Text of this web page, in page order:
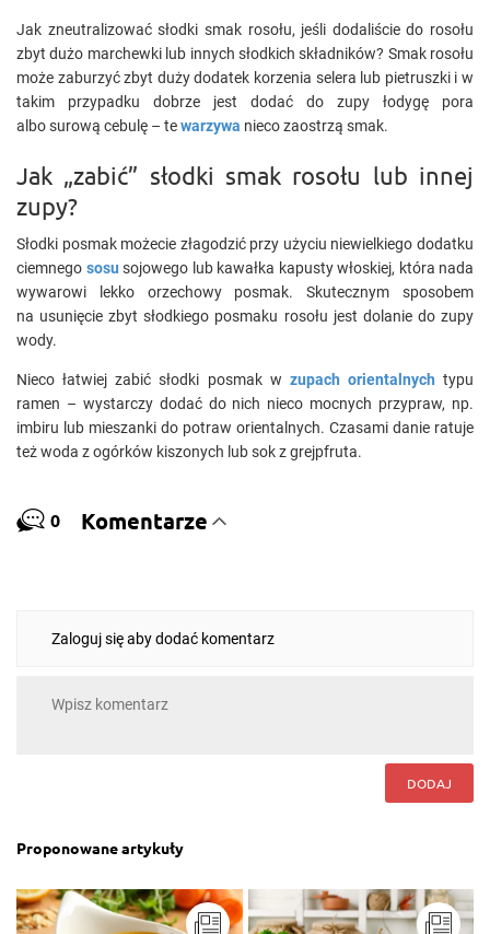
Jak zneutralizować słodki smak rosołu, jeśli dodaliście do rosołu
zbyt dużo marchewki lub innych słodkich składników? Smak rosołu
może zaburzyć zbyt duży dodatek korzenia selera lub pietruszki i w
takim przypadku dobrze jest dodać do zupy łodygę pora
albo surową cebulę – tewarzywa nieco zaostrzą smak.
Jak „zabić” słodki smak rosołu lub innej
zupy?
Słodki posmak możecie złagodzić przy użyciu niewielkiego dodatku
ciemnego sosu sojowego lub kawałka kapusty włoskiej, która nada
wywarowi lekko orzechowy posmak. Skutecznym sposobem
na usunięcie zbyt słodkiego posmaku rosołu jest dolanie do zupy
wody.
Nieco łatwiej zabić słodki posmak w zupach orientalnych typu
ramen – wystarczy dodać do nich nieco mocnych przypraw, np.
imbiru lub mieszanki do potraw orientalnych. Czasami danie ratuje
też woda z ogórków kiszonych lub sok z grejpfruta.
0 Komentarze
Zaloguj się aby dodać komentarz
DODAJ
Proponowane artykuły